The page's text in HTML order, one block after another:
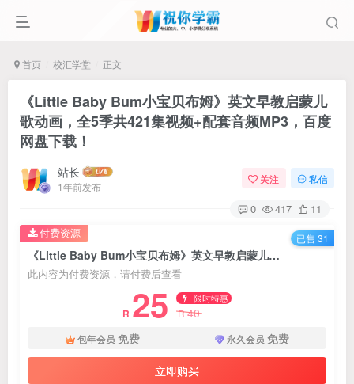
首页 校汇学堂 正文
《Little Baby Bum小宝贝布姆》英文早教启蒙儿
歌动画，全5季共421集视频+配套音频MP3，百度
网盘下载！
站长
1年前发布
关注 私信
0 417 11
《Little Baby Bum小宝贝布姆》英文早教启蒙儿歌动画，全5季共421集视频+配套音频MP3，百度网盘下载！
此内容为付费资源，请付费后查看
R 25 限时特惠
R40
包年会员 免费 永久会员 免费
立即购买
付费资源 已售 31